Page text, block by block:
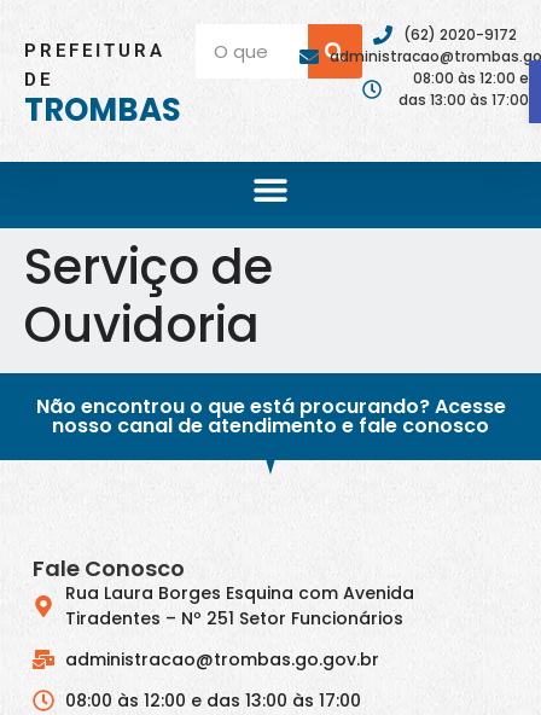
PREFEITURA
DE
TROMBAS
(62) 2020-9172
08:00 às 12:00 e
das 13:00 às 17:00
Serviço de
Ouvidoria
Não encontrou o que está procurando? Acesse
nosso canal de atendimento e fale conosco
Fale Conosco
Rua Laura Borges Esquina com Avenida
Tiradentes – Nº 251 Setor Funcionários
administracao@trombas.go.gov.br
08:00 às 12:00 e das 13:00 às 17:00